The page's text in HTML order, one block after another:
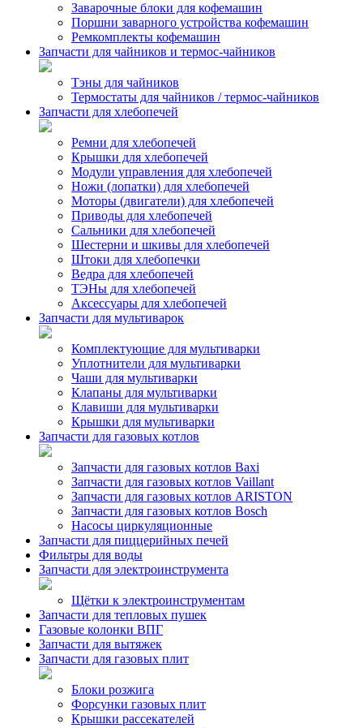
Заварочные блоки для кофемашин
Поршни заварного устройства кофемашин
Ремкомплекты кофемашин
Запчасти для чайников и термос-чайников
Тэны для чайников
Термостаты для чайников / термос-чайников
Запчасти для хлебопечей
Ремни для хлебопечей
Крышки для хлебопечей
Модули управления для хлебопечей
Ножи (лопатки) для хлебопечей
Моторы (двигатели) для хлебопечей
Приводы для хлебопечей
Сальники для хлебопечей
Шестерни и шкивы для хлебопечей
Штоки для хлебопечки
Ведра для хлебопечей
ТЭНы для хлебопечей
Аксессуары для хлебопечей
Запчасти для мультиварок
Комплектующие для мультиварки
Уплотнители для мультиварки
Чаши для мультиварки
Клапаны для мультиварки
Клавиши для мультиварки
Крышки для мультиварки
Запчасти для газовых котлов
Запчасти для газовых котлов Baxi
Запчасти для газовых котлов Vaillant
Запчасти для газовых котлов ARISTON
Запчасти для газовых котлов Bosch
Насосы циркуляционные
Запчасти для пиццерийных печей
Фильтры для воды
Запчасти для электроинструмента
Щётки к электроинструментам
Запчасти для тепловых пушек
Газовые колонки ВПГ
Запчасти для вытяжек
Запчасти для газовых плит
Блоки розжига
Форсунки газовых плит
Крышки рассекателей